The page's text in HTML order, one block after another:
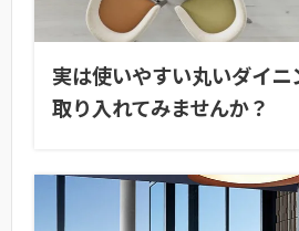
実は使いやすい丸いダイニ
取り入れてみませんか？